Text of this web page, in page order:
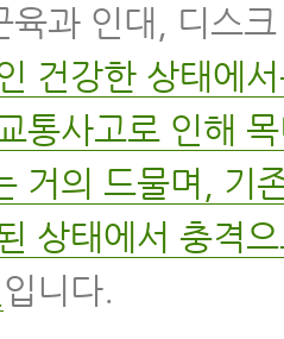
육과 인대, 디스
건강한 상태에
통사고로 인해
거의 드물며, 기
상태에서 충격
입니다.